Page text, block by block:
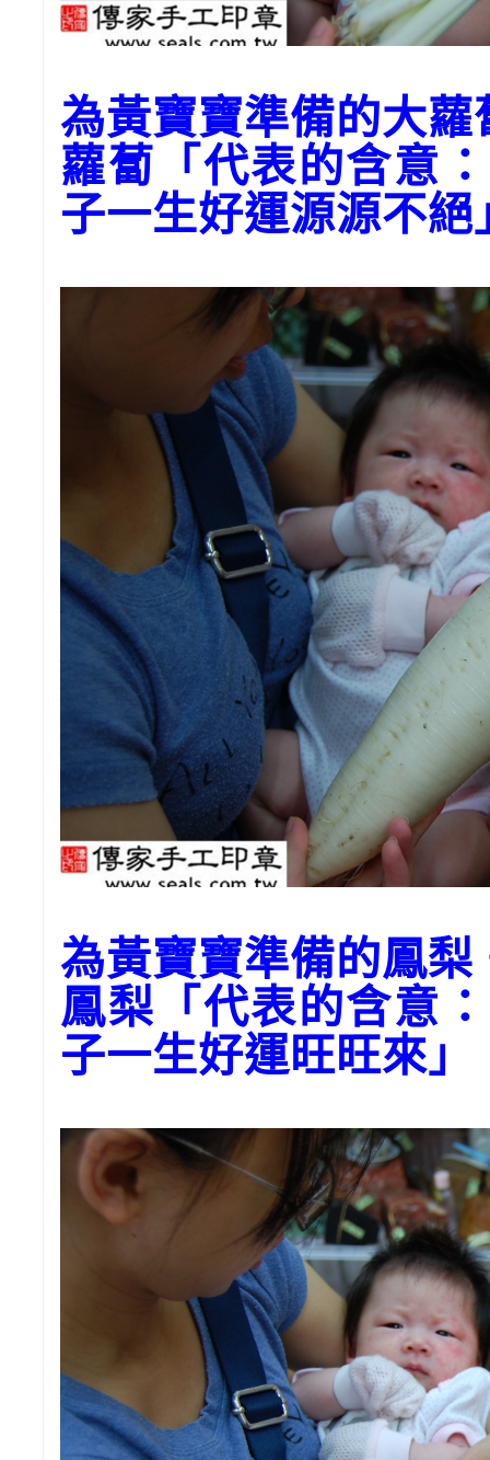
為黃寶寶準備的大蘿
蘿蔔「代表的含意
子一生好運源源不絕
為黃寶寶準備的鳳梨
鳳梨「代表的含意
子一生好運旺旺來」